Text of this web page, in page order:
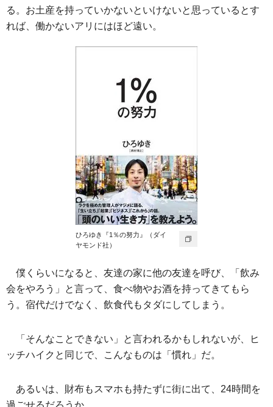
る。お土産を持っていかないといけないと思っているとす
れば、働かないアリにはほど遠い。
ひろゆき『1％の努力』（ダイ
ヤモンド社）
僕くらいになると、友達の家に他の友達を呼び、「飲み
会をやろう」と言って、食べ物やお酒を持ってきてもら
う。宿代だけでなく、飲食代もタダにしてしまう。
「そんなことできない」と言われるかもしれないが、ヒ
ッチハイクと同じで、こんなものは「慣れ」だ。
あるいは、財布もスマホも持たずに街に出て、24時間を
過ごせるだろうか。